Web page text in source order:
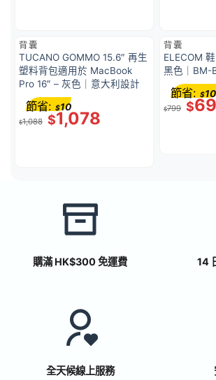
背囊
TUCANO GOMMO 15.6″ 再生
塑料背包適用於 MacBook
Pro 16″ – 灰色｜意大利設計
$1,088 $1,078
節省: $10
背囊
ELECOM
黑色｜BM-
$799 $
節省: $
購滿 HK$300 免運費 14
全天候線上服務